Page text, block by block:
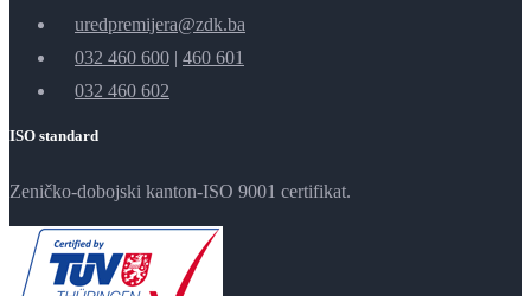
uredpremijera@zdk.ba
032 460 600 | 460 601
032 460 602
ISO standard
Zeničko-dobojski kanton-ISO 9001 certifikat.